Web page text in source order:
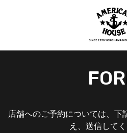
店舗へのご予約については、下
え、送信してく